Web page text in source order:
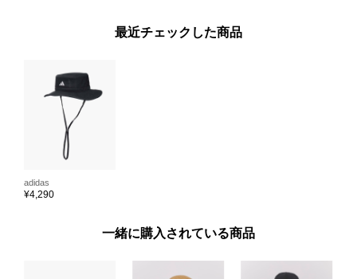
最近チェックした商品
adidas
¥4,290
一緒に購入されている商品